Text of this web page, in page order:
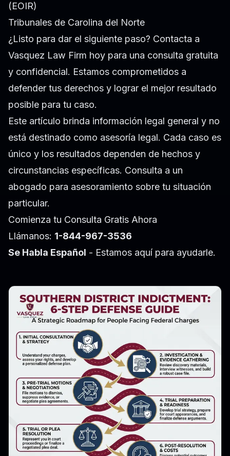
(EOIR)
Tribunales de Carolina del Norte
¿Listo para dar el siguiente paso? Contacta a
Vasquez Law Firm hoy para una consulta gratuita
y confidencial. Estamos comprometidos a
defender tus derechos y lograr el mejor resultado
posible para tu caso.
Este artículo brinda información legal general y no
está destinado como asesoría legal. Cada caso es
único y los resultados dependen de hechos y
circunstancias específicas. Consulta a un
abogado para asesoramiento sobre tu situación
particular.
Comienza tu Consulta Gratis Ahora
Llámanos: 1-844-967-3536
Se Habla Español - Estamos aquí para ayudarle.